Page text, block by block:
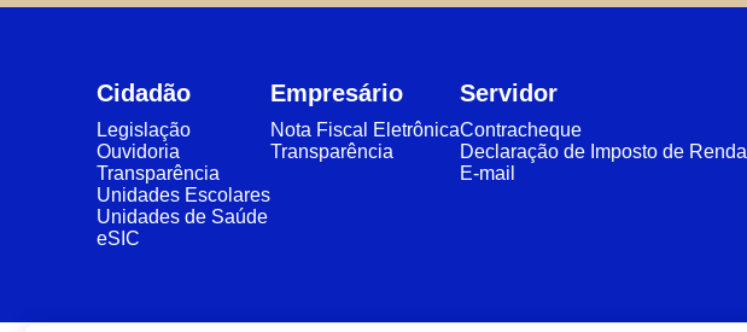
Cidadão
Legislação
Ouvidoria
Transparência
Unidades Escolares
Unidades de Saúde
eSIC
Empresário
Nota Fiscal Eletrônica
Transparência
Servidor
Contracheque
Declaração de Imposto de Renda
E-mail